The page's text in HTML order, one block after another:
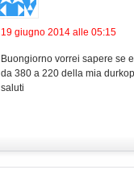
19 giugno 2014 alle 05:15
Buongiorno vorrei sapere se
da 380 a 220 della mia
saluti